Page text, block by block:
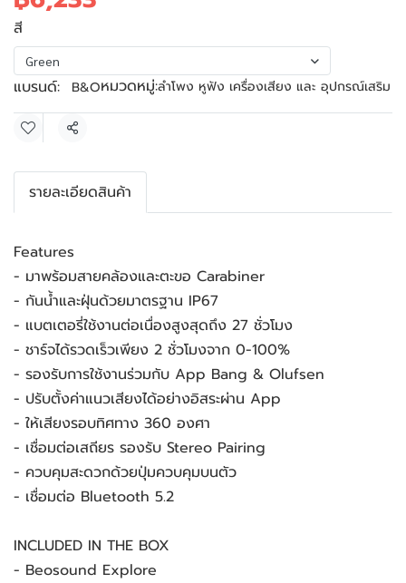
สี
Green
แบรนด์: B&Oหมวดหมู่:ลำโพง หูฟัง เครื่องเสียง และ อุปกรณ์เสริม
แชร์
รายละเอียดสินค้า
Features
- มาพร้อมสายคล้องและตะขอ Carabiner
- กันน้ำและฝุ่นด้วยมาตรฐาน IP67
- แบตเตอรี่ใช้งานต่อเนื่องสูงสุดถึง 27 ชั่วโมง
- ชาร์จได้รวดเร็วเพียง 2 ชั่วโมงจาก 0-100%
- รองรับการใช้งานร่วมกับ App Bang & Olufsen
- ปรับตั้งค่าแนวเสียงได้อย่างอิสระผ่าน App
- ให้เสียงรอบทิศทาง 360 องศา
- เชื่อมต่อเสถียร รองรับ Stereo Pairing
- ควบคุมสะดวกด้วยปุ่มควบคุมบนตัว
- เชื่อมต่อ Bluetooth 5.2
INCLUDED IN THE BOX
- Beosound Explore